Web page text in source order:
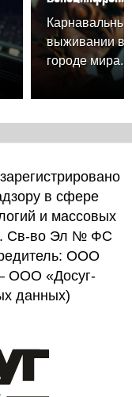
выживании в
городе мира.
в сфере
и массовых
Св-во Эл № ФС
ООО
ООО «Досуг-
данных)